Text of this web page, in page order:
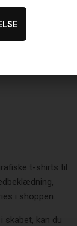
t-shirts til
i shoppen.
skabet, kan du